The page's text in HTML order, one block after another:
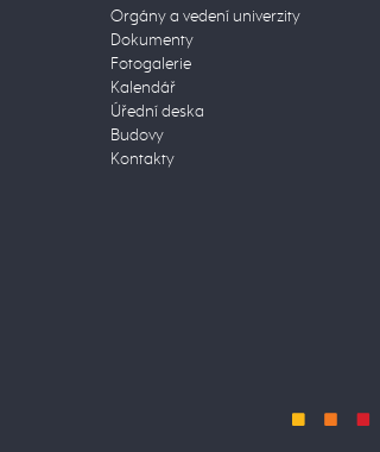
Orgány a vedení univerzity
Dokumenty
Fotogalerie
Kalendář
Úřední deska
Budovy
Kontakty